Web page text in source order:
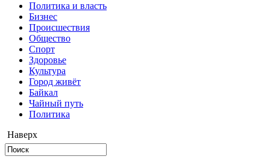
Политика и власть
Бизнес
Происшествия
Общество
Cпорт
Здоровье
Культура
Город живёт
Байкал
Чайный путь
Политика
Наверх